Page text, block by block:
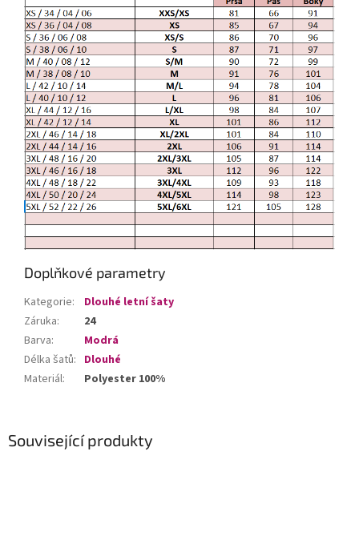
Související produkty
Doplňkové parametry
Kategorie:
Dlouhé letní šaty
Záruka:
24
Barva:
Modrá
Délka šatů: Dlouhé
Materiál: Polyester 100%